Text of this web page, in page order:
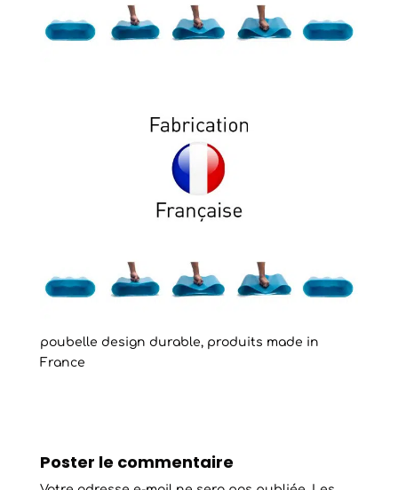
poubelle design durable, produits made in
France
Poster le commentaire